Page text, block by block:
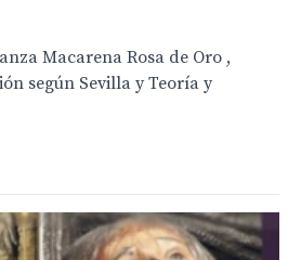
Macarena Rosa de Oro ,
según Sevilla y Teoría y